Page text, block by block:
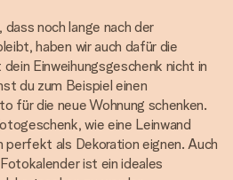
noch lange nach der
haben wir auch dafür die
Einweihungsgeschenk nicht in
du zum Beispiel einen
für die neue Wohnung schenken.
wie eine Leinwand
perfekt als Dekoration eignen. Auch
ist ein ideales